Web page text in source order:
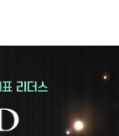
하고, 출판업자로 활
세계대전에 참전하게
대공황으로 일자리